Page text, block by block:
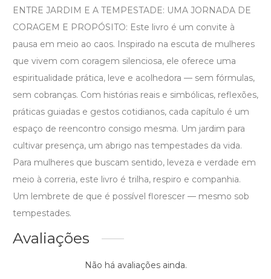
ENTRE JARDIM E A TEMPESTADE: UMA JORNADA DE
CORAGEM E PROPÓSITO: Este livro é um convite à
pausa em meio ao caos. Inspirado na escuta de mulheres
que vivem com coragem silenciosa, ele oferece uma
espiritualidade prática, leve e acolhedora — sem fórmulas,
sem cobranças. Com histórias reais e simbólicas, reflexões,
práticas guiadas e gestos cotidianos, cada capítulo é um
espaço de reencontro consigo mesma. Um jardim para
cultivar presença, um abrigo nas tempestades da vida.
Para mulheres que buscam sentido, leveza e verdade em
meio à correria, este livro é trilha, respiro e companhia.
Um lembrete de que é possível florescer — mesmo sob
tempestades.
Avaliações
Não há avaliações ainda.